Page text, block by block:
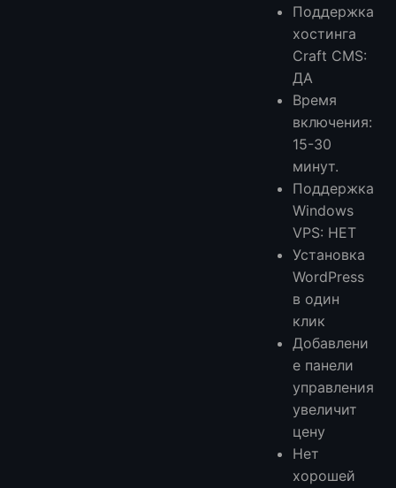
Поддержка
хостинга
Craft CMS:
ДА
Время
включения:
15-30
минут.
Поддержка
Windows
VPS: НЕТ
Установка
WordPress
в один
клик
Добавлени
е панели
управления
увеличит
цену
Нет
хорошей